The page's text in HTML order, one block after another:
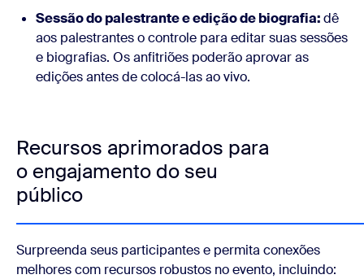
Sessão do palestrante e edição de biografia:dê
aos palestrantes o controle para editar suas sessões
e biografias. Os anfitriões poderão aprovar as
edições antes de colocá-las ao vivo.
Recursos aprimorados para
o engajamento do seu
público
Surpreenda seus participantes e permita conexões
melhores com recursos robustos no evento, incluindo: